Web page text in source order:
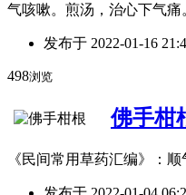
气咳嗽。煎汤，治心下气
发布于 2022-01-16
498浏览
佛手柑
《民间常用草药汇编》：顺